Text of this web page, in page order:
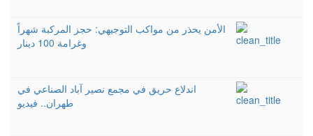
الأمن يحذر من مواكب التوجيهي: حجز المركبة شهراً
وغرامة 100 دينار
اندلاع حريق في مجمع نصير آباد الصناعي في
طهران.. فيديو